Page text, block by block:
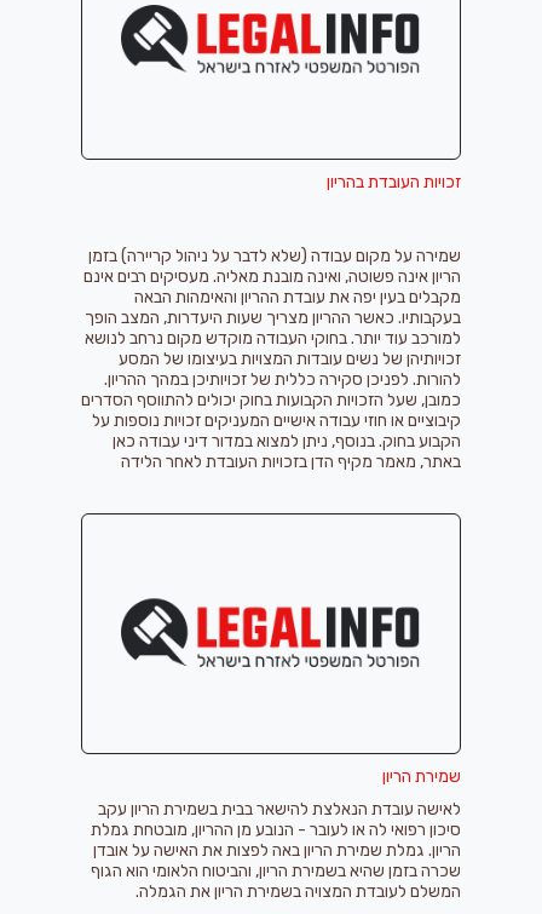
זכויות העובדת בהריון
שמירה על מקום עבודה (שלא לדבר על ניהול קריירה) בזמן
הריון אינה פשוטה, ואינה מובנת מאליה. מעסיקים רבים אינם
מקבלים בעין יפה את עובדת ההריון והאימהות הבאה
בעקבותיו. כאשר ההריון מצריך שעות היעדרות, המצב הופך
למורכב עוד יותר. בחוקי העבודה מוקדש מקום נרחב לנושא
זכויותיהן של נשים עובדות המצויות בעיצומו של המסע
להורות. לפניכן סקירה כללית של זכויותיכן במהך ההריון.
כמובן, שעל הזכויות הקבועות בחוק יכולים להתווסף הסדרים
קיבוציים או חוזי עבודה אישיים המעניקים זכויות נוספות על
הקבוע בחוק. בנוסף, ניתן למצוא במדור דיני עבודה כאן
באתר, מאמר מקיף הדן בזכויות העובדת לאחר הלידה
שמירת הריון
לאישה עובדת הנאלצת להישאר בבית בשמירת הריון עקב
סיכון רפואי לה או לעובר - הנובע מן ההריון, מובטחת גמלת
הריון. גמלת שמירת הריון באה לפצות את האישה על אובדן
שכרה בזמן שהיא בשמירת הריון, והביטוח הלאומי הוא הגוף
המשלם לעובדת המצויה בשמירת הריון את הגמלה.